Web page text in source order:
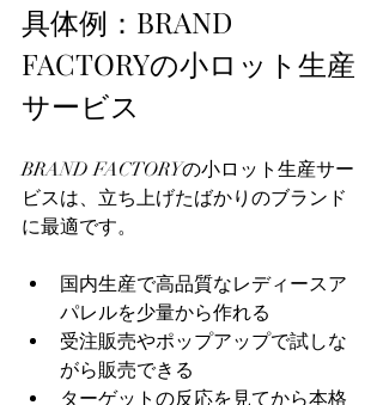
具体例：BRAND
FACTORYの小ロット生産
サービス
BRAND FACTORYの小ロット生産サー
ビスは、立ち上げたばかりのブランド
に最適です。
国内生産で高品質なレディースア
パレルを少量から作れる
受注販売やポップアップで試しな
がら販売できる
ターゲットの反応を見てから本格